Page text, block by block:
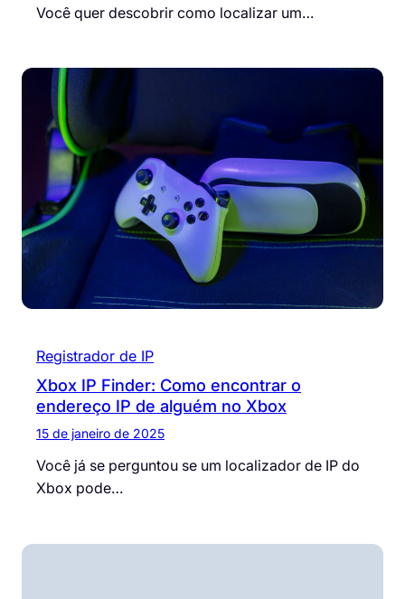
Você quer descobrir como localizar um…
Registrador de IP
Xbox IP Finder: Como encontrar o
endereço IP de alguém no Xbox
15 de janeiro de 2025
Você já se perguntou se um localizador de IP do
Xbox pode…